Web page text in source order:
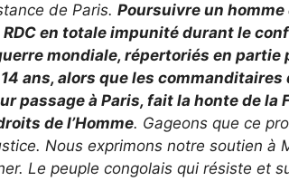
de Paris. Poursuivre un
en totale impunité durant le
mondiale, répertoriés en partie
ans, alors que les
passage à Paris, fait la honte de la
de l’Homme. Gageons que ce
Nous exprimons notre soutien à
Le peuple congolais qui résiste et